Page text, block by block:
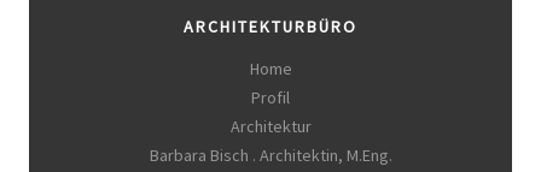
ARCHITEKTURBÜRO
Home
Profil
Architektur
Barbara Bisch . Architektin, M.Eng.